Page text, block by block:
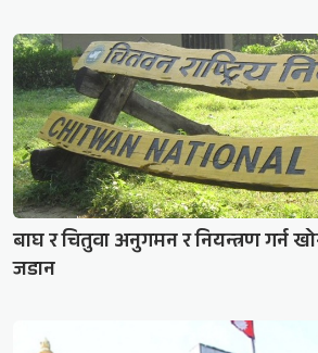
बाघ र चितुवा अनुगमन र नियन्त्रण गर्न
जडान